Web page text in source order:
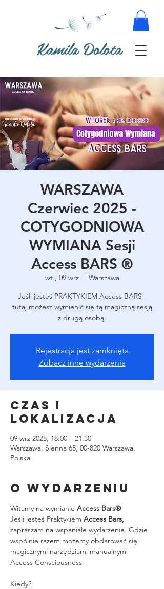
Kamila Dolota
WARSZAWA
Czerwiec 2025 -
COTYGODNIOWA
WYMIANA Sesji
Access BARS ®
wt., 09 wrz
  |
Warszawa
Jeśli jesteś PRAKTYKIEM Access BARS -
tutaj możesz wymienić się tą magiczną sesją
z drugą osobą.
Rejestracja jest zamknięta
Zobacz inne wydarzenia
Czas i
lokalizacja
09 wrz 2025, 18:00 – 21:30
Warszawa, Sienna 65, 00-820 Warszawa,
Polska
O wydarzeniu
Witamy na wymianie Access Bars®
Jeśli jesteś Praktykiem Access Bars,
zapraszam na wspaniałe wydarzenie. Gdzie
wspólnie razem możemy obdarować się
magicznymi narzędziami manualnymi
Access Consciousness
Kiedy?